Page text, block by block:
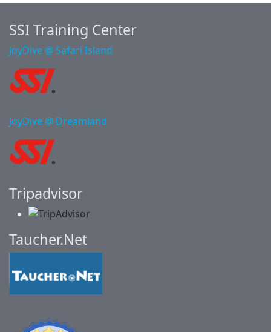
SSI Training Center
JoyDive @ Safari Island
JoyDive @ Dreamland
Tripadvisor
Taucher.Net